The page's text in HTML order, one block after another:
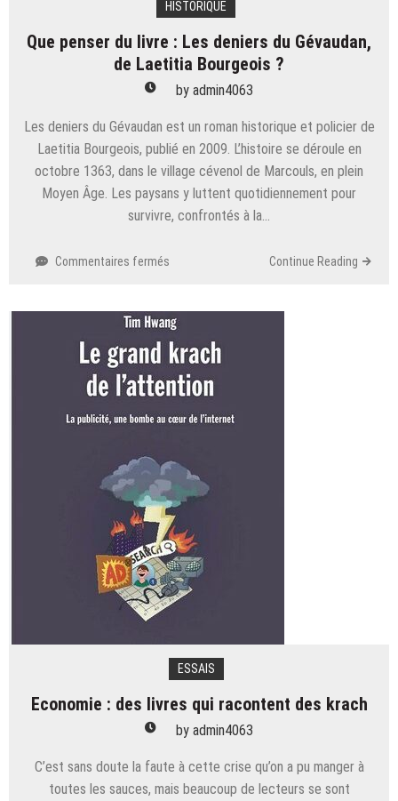
HISTORIQUE
Que penser du livre : Les deniers du Gévaudan,
de Laetitia Bourgeois ?
by admin4063
Les deniers du Gévaudan est un roman historique et policier de
Laetitia Bourgeois, publié en 2009. L’histoire se déroule en
octobre 1363, dans le village cévenol de Marcouls, en plein
Moyen Âge. Les paysans y luttent quotidiennement pour
survivre, confrontés à la…
Commentaires fermés
du
livre
Les
deniers
Gévaudan,
Laetitia
Bourgeois
?
Continue Reading
ESSAIS
Economie : des livres qui racontent des krach
by admin4063
C’est sans doute la faute à cette crise qu’on a pu manger à
toutes les sauces, mais beaucoup de lecteurs se sont